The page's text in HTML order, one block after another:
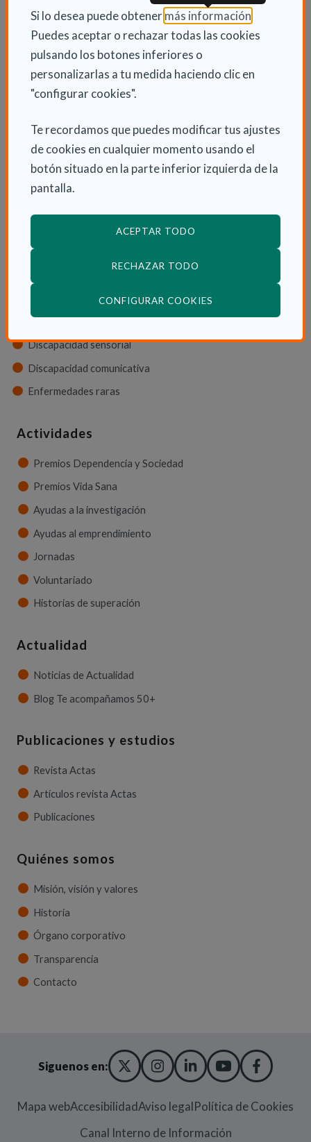
Si lo desea puede obtener más información(Abre en
Puedes aceptar o rechazar todas las cookies
pulsando los botones inferiores o
personalizarlas a tu medida haciendo clic en
"configurar cookies".
Te recordamos que puedes modificar tus ajustes
de cookies en cualquier momento usando el
botón situado en la parte inferior izquierda de la
pantalla.
ACEPTAR TODO
RECHAZAR TODO
CONFIGURAR COOKIES
La dependencia
Dependencia en las CCAA
Trámites
La Ley de dependencia
Servicios
Ayudas económicas
Autonomía
Cuidadores
Tipos de discapacidad
Discapacidad física
Discapacidad orgánica
Discapacidad sensorial
Discapacidad comunicativa
Enfermedades raras
Actividades
Premios Dependencia y Sociedad
Premios Vida Sana
Ayudas a la investigación
Ayudas al emprendimiento
Jornadas
Voluntariado
Historias de superación
Actualidad
Noticias de Actualidad
Blog Te acompañamos 50+
Publicaciones y estudios
Revista Actas
Artículos revista Actas
Publicaciones
Quiénes somos
Misión, visión y valores
Historia
Órgano corporativo
Transparencia
Contacto
Siguenos en: X TWITTER
(ABRE EN NUEVA
INSTAGRAM
(ABRE EN NUEVA
LINKEDIN
(ABRE EN
YOUTUBE
(ABRE EN
Mapa webAccesibilidadAviso legalPolítica de Cookies
Canal Interno de Información(Abre en